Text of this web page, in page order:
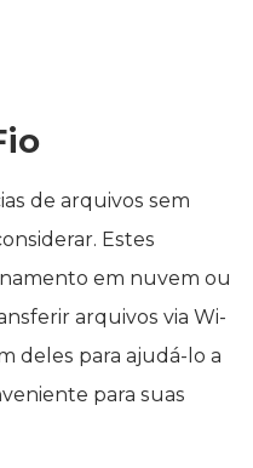
de arquivos sem
Estes
em nuvem ou
arquivos via Wi-
deles para ajudá-lo a
para suas